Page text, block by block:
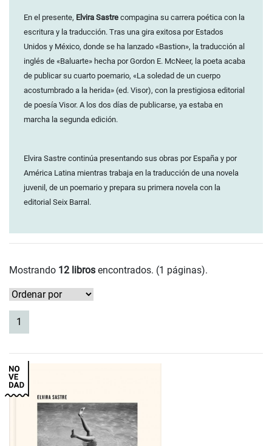
En el presente, Elvira Sastre compagina su carrera poética con la
escritura y la traducción. Tras una gira exitosa por Estados
Unidos y México, donde se ha lanzado «Bastion», la traducción al
inglés de «Baluarte» hecha por Gordon E. McNeer, la poeta acaba
de publicar su cuarto poemario, «La soledad de un cuerpo
acostumbrado a la herida» (ed. Visor), con la prestigiosa editorial
de poesía Visor. A los dos días de publicarse, ya estaba en
marcha la segunda edición.
Elvira Sastre continúa presentando sus obras por España y por
América Latina mientras trabaja en la traducción de una novela
juvenil, de un poemario y prepara su primera novela con la
editorial Seix Barral.
Mostrando 12 libros encontrados. (1 páginas).
1